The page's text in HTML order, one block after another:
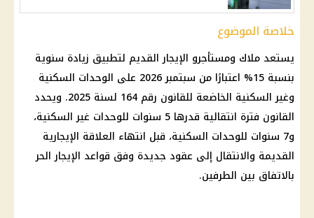
خلاصة الموضوع
يستعد ملاك ومستأجرو الإيجار القديم لتطبيق زيادة سنوية
بنسبة 15% اعتبارًا من سبتمبر 2026 على
الوحدات السكنية
وغير السكنية الخاضعة للقانون رقم 164 لسنة 2025. ويحدد
القانون فترة انتقالية قدرها 5 سنوات للوحدات غير السكنية،
و7 سنوات للوحدات السكنية، قبل انتهاء العلاقة الإيجارية
القديمة والانتقال إلى عقود جديدة وفق قواعد الإيجار الحر
بالاتفاق بين الطرفين.